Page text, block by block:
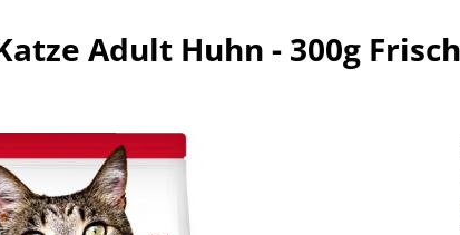
Adult Huhn - 300g